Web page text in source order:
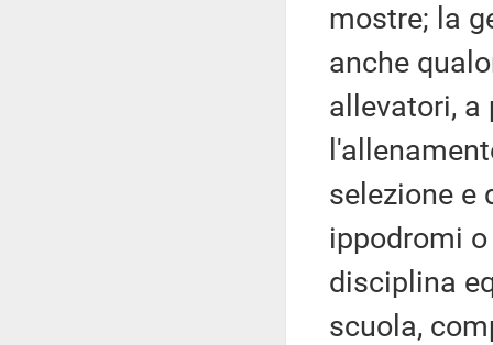
mostre; la
anche
allevatori, a
selezione e
ippodromi
disciplina
scuola,